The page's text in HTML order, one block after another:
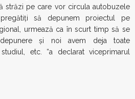
străzi pe care vor circula autobuzele
să depunem proiectul pe
urmează ca în scurt timp să se
și noi avem deja toate
etc. “a declarat viceprimarul